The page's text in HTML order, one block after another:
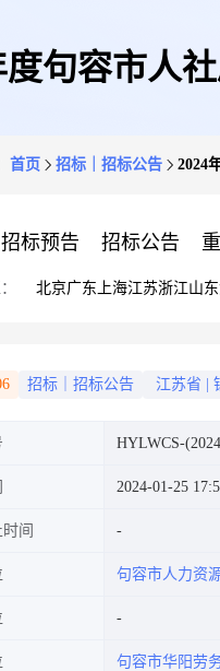
度句容市人
首页 招标｜招标公告 2024
招标预告 招标公告
北京广东 上海江苏浙江山东
招标｜招标公告 江苏省
HYLWCS-
2024-01-25
间
句容市人力资
句容市华阳劳